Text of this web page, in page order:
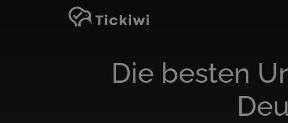
Zum Hauptinhalt springen
Die besten